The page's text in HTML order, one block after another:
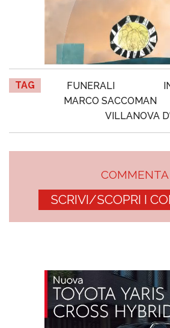
TAG FUNERALI
MARCO SACCOMAN
VILLANOVA
COMMENTA
SCRIVI/SCOPRI I